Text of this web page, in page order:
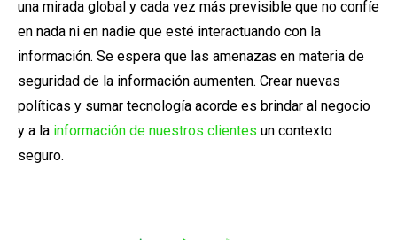
una mirada global y cada vez más previsible que no confíe
en nada ni en nadie que esté interactuando con la
información. Se espera que las amenazas en materia de
seguridad de la información aumenten. Crear nuevas
políticas y sumar tecnología acorde es brindar al negocio
y a la información de nuestros clientes un contexto
seguro.